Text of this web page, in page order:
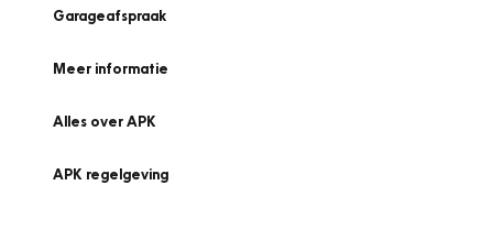
Garageafspraak
Meer informatie
Alles over APK
APK regelgeving